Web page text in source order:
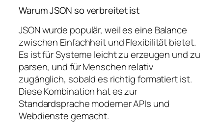
Warum JSON so verbreitet ist
JSON wurde populär, weil es eine Balance
zwischen Einfachheit und Flexibilität bietet.
Es ist für Systeme leicht zu erzeugen und zu
parsen, und für Menschen relativ
zugänglich, sobald es richtig formatiert ist.
Diese Kombination hat es zur
Standardsprache moderner APIs und
Webdienste gemacht.